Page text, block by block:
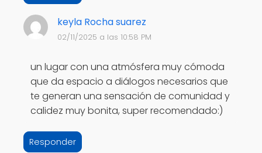
keyla Rocha suarez
02/11/2025 a las 10:58 PM
un lugar con una atmósfera muy cómoda
que da espacio a diálogos necesarios que
te generan una sensación de comunidad y
calidez muy bonita, super recomendado:)
Responder